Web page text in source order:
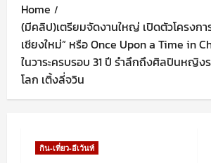
Home
(มีคลิป)เตรียมจัดงานใหญ่ เปิดตัวโครงก
เชียงใหม่” หรือ Once Upon a Time in
ในวาระครบรอบ 31 ปี รำลึกถึงศิลปินหญิง
โลก เติ้งลี่จวิน
กิน-เที่ยว-อีเว้นท์